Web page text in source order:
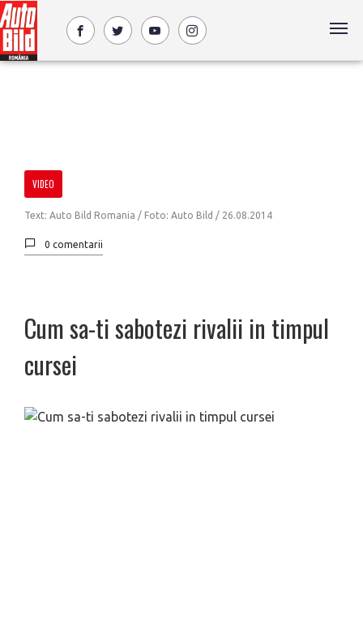
VIDEO
Text: Auto Bild Romania / Foto: Auto Bild / 26.08.2014
0 comentarii
Cum sa-ti sabotezi rivalii in timpul
cursei